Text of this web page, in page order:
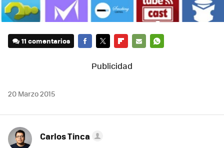
11 comentarios
20 Marzo 2015
Carlos Tinca